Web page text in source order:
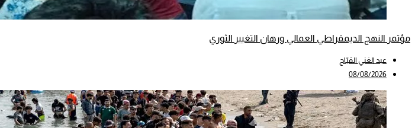
مؤتمر النهج الديمقراطي العمالي ورهان التغيير الثوري
عبد الغني القبّاج
08/08/2026